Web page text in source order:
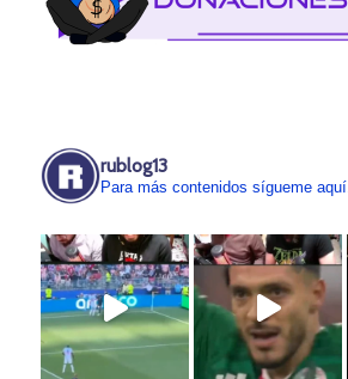
rublog13
Para más contenidos sígueme aquí.